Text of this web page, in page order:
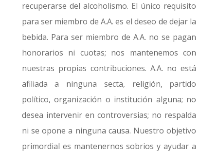
recuperarse del alcoholismo. El único requisito
para ser miembro de A.A. es el deseo de dejar la
bebida. Para ser miembro de A.A. no se pagan
honorarios ni cuotas; nos mantenemos con
nuestras propias contribuciones. A.A. no está
afiliada a ninguna secta, religión, partido
político, organización o institución alguna; no
desea intervenir en controversias; no respalda
ni se opone a ninguna causa. Nuestro objetivo
primordial es mantenernos sobrios y ayudar a